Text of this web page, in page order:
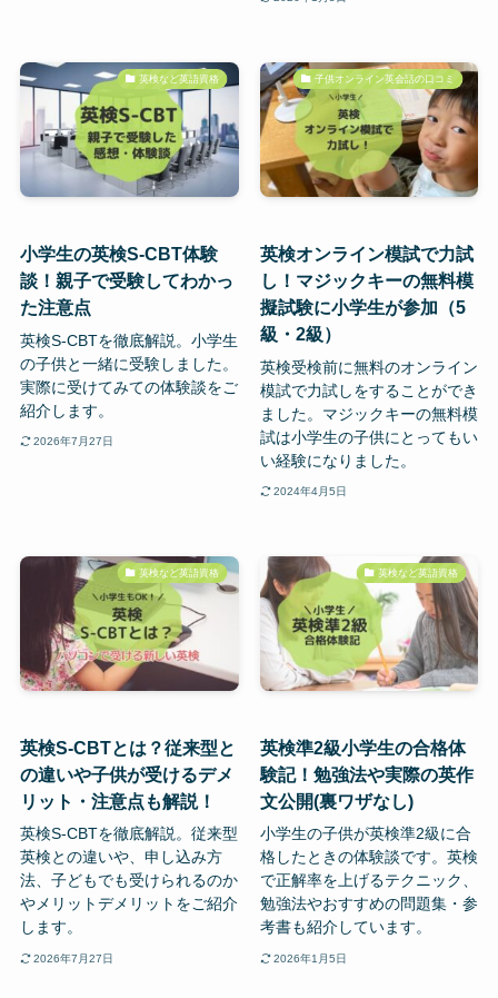
英検など英語資格
小学生の英検S-CBT体験
談！親子で受験してわかっ
た注意点
英検S-CBTを徹底解説。小学生
の子供と一緒に受験しました。
実際に受けてみての体験談をご
紹介します。
2026年7月27日
子供オンライン英会話の口コミ
英検オンライン模試で力試
し！マジックキーの無料模
擬試験に小学生が参加（5
級・2級）
英検受検前に無料のオンライン
模試で力試しをすることができ
ました。マジックキーの無料模
試は小学生の子供にとってもい
い経験になりました。
2024年4月5日
英検など英語資格
英検S-CBTとは？従来型と
の違いや子供が受けるデメ
リット・注意点も解説！
英検S-CBTを徹底解説。従来型
英検との違いや、申し込み方
法、子どもでも受けられるのか
やメリットデメリットをご紹介
します。
2026年7月27日
英検など英語資格
英検準2級小学生の合格体
験記！勉強法や実際の英作
文公開(裏ワザなし)
小学生の子供が英検準2級に合
格したときの体験談です。英検
で正解率を上げるテクニック、
勉強法やおすすめの問題集・参
考書も紹介しています。
2026年1月5日